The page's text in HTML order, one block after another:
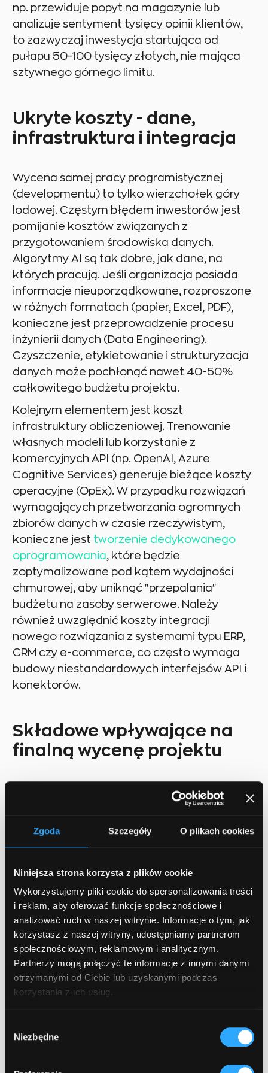
Zgoda Szczegóły O plikach cookies
Niniejsza strona korzysta z plików cookie
Wykorzystujemy pliki cookie do spersonalizowania treści
i reklam, aby oferować funkcje społecznościowe i
analizować ruch w naszej witrynie. Informacje o tym, jak
korzystasz z naszej witryny, udostępniamy partnerom
społecznościowym, reklamowym i analitycznym.
Partnerzy mogą połączyć te informacje z innymi danymi
otrzymanymi od Ciebie lub uzyskanymi podczas
korzystania z ich usług.
zgody
Niezbędne
np. przewiduje popyt na magazynie lub
analizuje sentyment tysięcy opinii klientów,
to zazwyczaj inwestycja startująca od
pułapu 50-100 tysięcy złotych, nie mająca
sztywnego górnego limitu.
Ukryte koszty - dane,
infrastruktura i integracja
Wycena samej pracy programistycznej
(developmentu) to tylko wierzchołek góry
lodowej. Częstym błędem inwestorów jest
pomijanie kosztów związanych z
przygotowaniem środowiska danych.
Algorytmy AI są tak dobre, jak dane, na
których pracują. Jeśli organizacja posiada
informacje nieuporządkowane, rozproszone
w różnych formatach (papier, Excel, PDF),
konieczne jest przeprowadzenie procesu
inżynierii danych (Data Engineering).
Czyszczenie, etykietowanie i strukturyzacja
danych może pochłonąć nawet 40-50%
całkowitego budżetu projektu.
Kolejnym elementem jest koszt
infrastruktury obliczeniowej. Trenowanie
własnych modeli lub korzystanie z
komercyjnych API (np. OpenAI, Azure
Cognitive Services) generuje bieżące koszty
operacyjne (OpEx). W przypadku rozwiązań
wymagających przetwarzania ogromnych
zbiorów danych w czasie rzeczywistym,
konieczne jest tworzenie dedykowanego
oprogramowania, które będzie
zoptymalizowane pod kątem wydajności
chmurowej, aby uniknąć "przepalania"
budżetu na zasoby serwerowe. Należy
również uwzględnić koszty integracji
nowego rozwiązania z systemami typu ERP,
CRM czy e-commerce, co często wymaga
budowy niestandardowych interfejsów API i
konektorów.
Składowe wpływające na
finalną wycenę projektu
Każdy software house lub agencja
technologiczna przygotowująca ofertę
projektu. Nie istnieje uniwersalny kalkulator,
które zawsze podnoszą cenę wdrożenia.
Zrozumienie tych czynników pozwala lepiej
przygotować się do rozmów z wykonawcą i
uniknąć niespodzianek na etapie realizacji.
Oto kluczowe parametry determinujące
wysokość inwestycji w automatyzację AI:
(np. GPT-4) jest tańsze na start, ale
każdy token/słowo). Wytrenowanie i